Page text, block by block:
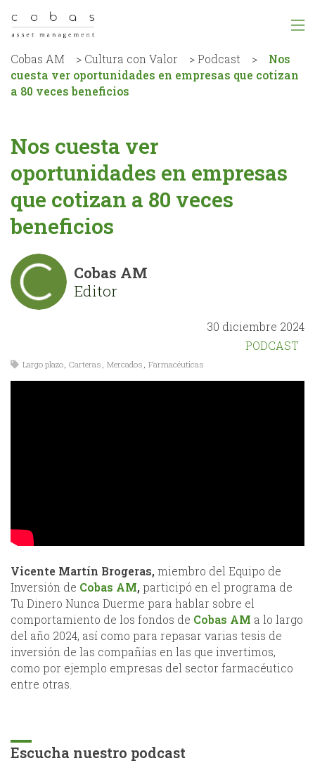
Cobas AM > Cultura con Valor >Podcast >
Nos
cuesta ver oportunidades en empresas que cotizan
a 80 veces beneficios
Nos cuesta ver
oportunidades en empresas
que cotizan a 80 veces
beneficios
Cobas AM
Editor
30 diciembre 2024
PODCAST
Largo plazo, Carteras , Mercados , Farmacéuticas
Vicente Martín Brogeras, miembro del Equipo de
Inversión de Cobas AM, participó en el programa de
Tu Dinero Nunca Duerme para hablar sobre el
comportamiento de los fondos de Cobas AM a lo largo
del año 2024, así como para repasar varias tesis de
inversión de las compañías en las que invertimos,
como por ejemplo empresas del sector farmacéutico
entre otras.
Escucha nuestro podcast